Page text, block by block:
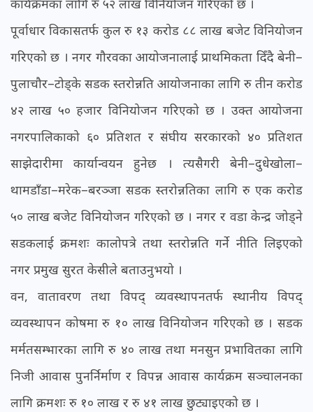
कार्यक्रमका लागि रु ५२ लाख विनियोजन गरिएको छ ।
पूर्वाधार विकासतर्फ कुल रु १३ करोड ८८ लाख बजेट विनियोजन
गरिएको छ । नगर गौरवका आयोजनालाई प्राथमिकता दिँदै बेनी–
पुलाचौर–टोड्के सडक स्तरोन्नति आयोजनाका लागि रु तीन करोड
४२ लाख ५० हजार विनियोजन गरिएको छ । उक्त आयोजना
नगरपालिकाको ६० प्रतिशत र संघीय सरकारको ४० प्रतिशत
साझेदारीमा कार्यान्वयन हुनेछ । त्यसैगरी बेनी–दुधेखोला–
थामडाँडा–मरेक–बरञ्जा सडक स्तरोन्नतिका लागि रु एक करोड
५० लाख बजेट विनियोजन गरिएको छ । नगर र वडा केन्द्र जोड्ने
सडकलाई क्रमशः कालोपत्रे तथा स्तरोन्नति गर्ने नीति लिइएको
नगर प्रमुख सुरत केसीले बताउनुभयो ।
वन, वातावरण तथा विपद् व्यवस्थापनतर्फ स्थानीय विपद्
व्यवस्थापन कोषमा रु १० लाख विनियोजन गरिएको छ । सडक
मर्मतसम्भारका लागि रु ४० लाख तथा मनसुन प्रभावितका लागि
निजी आवास पुनर्निर्माण र विपन्न आवास कार्यक्रम सञ्चालनका
लागि क्रमशः रु १० लाख र रु ४१ लाख छुट्याइएको छ ।